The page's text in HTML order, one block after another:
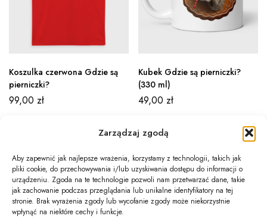
Zarządzaj zgodą
Aby zapewnić jak najlepsze wrażenia, korzystamy z technologii, takich jak
pliki cookie, do przechowywania i/lub uzyskiwania dostępu do informacji o
urządzeniu. Zgoda na te technologie pozwoli nam przetwarzać dane, takie
jak zachowanie podczas przeglądania lub unikalne identyfikatory na tej
stronie. Brak wyrażenia zgody lub wycofanie zgody może niekorzystnie
wpłynąć na niektóre cechy i funkcje.
Koszulka czerwona Gdzie są
pierniczki?
99,00 zł
Kubek Gdzie są pierniczki?
(330 ml)
49,00 zł
Newsletter
Informacje